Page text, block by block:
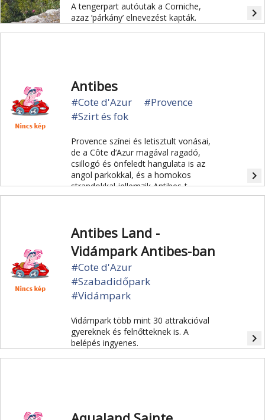
A tengerpart autóutak a Corniche,
azaz ’párkány’ elnevezést kapták.
navigate_next
Antibes
#Cote d'Azur
#Provence
#Szirt és fok
Provence színei és letisztult vonásai,
de a Côte d‘Azur magával ragadó,
csillogó és önfeledt hangulata is az
angol parkokkal, és a homokos
strandokkal jellemzik Antibes-t.
navigate_next
Antibes Land -
Vidámpark Antibes-ban
#Cote d'Azur
#Szabadidőpark
#Vidámpark
Vidámpark több mint 30 attrakcióval
gyereknek és felnőtteknek is. A
belépés ingyenes.
navigate_next